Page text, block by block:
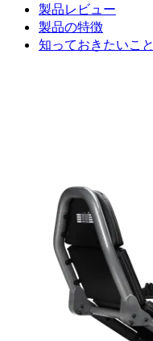
製品レビュー
製品の特徴
知っておきたいこと